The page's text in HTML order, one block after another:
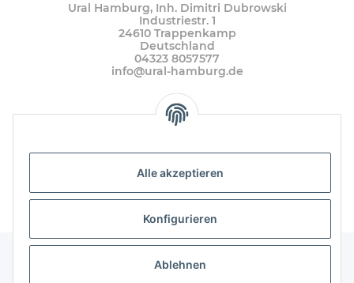
Alle akzeptieren
Konfigurieren
Ablehnen
Ural Hamburg, Inh. Dimitri Dubrowski
Industriestr. 1
24610 Trappenkamp
Deutschland
04323 8057577
info@ural-hamburg.de